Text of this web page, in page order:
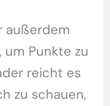
außerdem
Punkte zu
reicht es
zu schauen,